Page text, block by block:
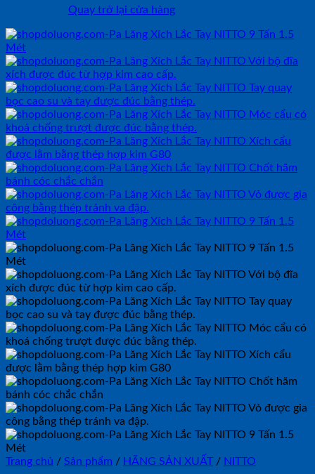
Quay trở lại cửa hàng
Trang chủ / Sản phẩm / HÃNG SẢN XUẤT / NITTO